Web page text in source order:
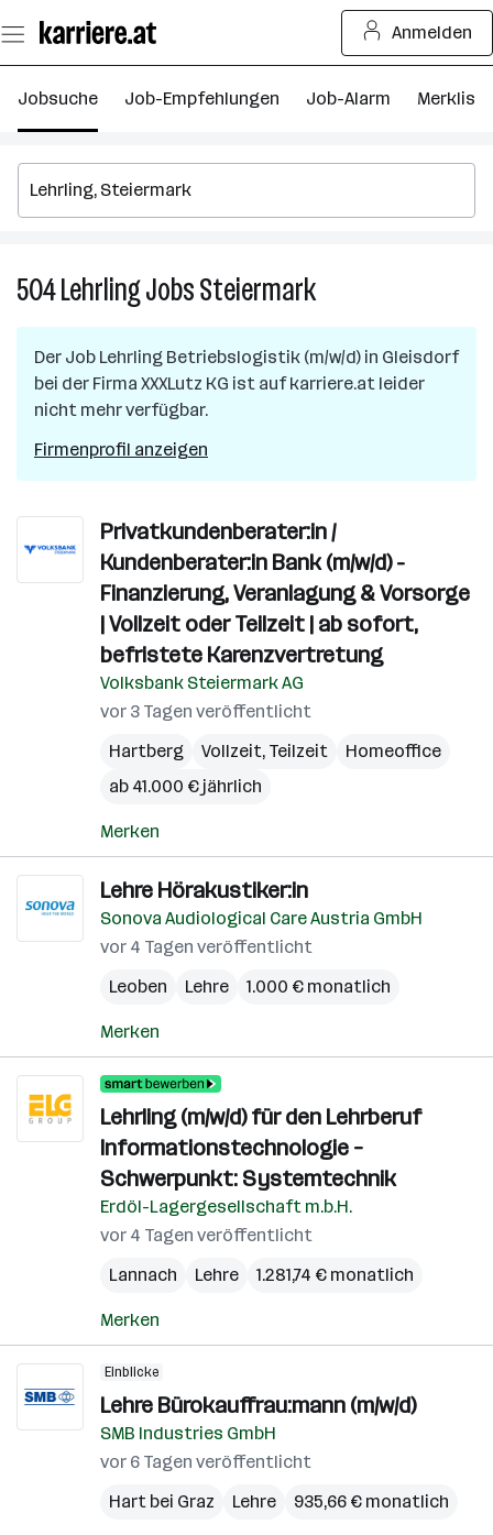
Seiteninhalt
springen
Anmelden
Jobsuche Job-Empfehlungen Job-Alarm Merkliste
504LehrlingJobsSteiermark504
in
Steiermark
Der Job Lehrling Betriebslogistik (m/w/d) in Gleisdorf
bei der Firma XXXLutz KG ist auf karriere.at leider
nicht mehr verfügbar.
Firmenprofil anzeigen
Privatkundenberater:in /
Kundenberater:in Bank (m/w/d) -
Finanzierung, Veranlagung & Vorsorge
| Vollzeit oder Teilzeit | ab sofort,
befristete Karenzvertretung
Volksbank Steiermark AG
vor 3 Tagen veröffentlicht
Hartberg
Vollzeit, Teilzeit
Homeoffice
ab 41.000 € jährlich
Merken
Lehre Hörakustiker:in
Sonova Audiological Care Austria GmbH
vor 4 Tagen veröffentlicht
Leoben
Lehre 1.000 € monatlich
Merken
Lehrling (m/w/d) für den Lehrberuf
Informationstechnologie –
Schwerpunkt: Systemtechnik
Erdöl-Lagergesellschaft m.b.H.
vor 4 Tagen veröffentlicht
Lannach
Lehre 1.281,74 € monatlich
Merken
Einblicke
Lehre Bürokauffrau:mann (m/w/d)
SMB Industries GmbH
vor 6 Tagen veröffentlicht
Hart bei Graz
Lehre 935,66 € monatlich